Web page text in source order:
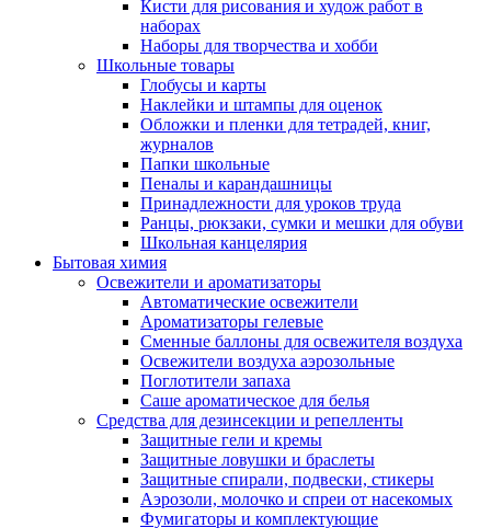
Кисти для рисования и худож работ в
наборах
Наборы для творчества и хобби
Школьные товары
Глобусы и карты
Наклейки и штампы для оценок
Обложки и пленки для тетрадей, книг,
журналов
Папки школьные
Пеналы и карандашницы
Принадлежности для уроков труда
Ранцы, рюкзаки, сумки и мешки для обуви
Школьная канцелярия
Бытовая химия
Освежители и ароматизаторы
Автоматические освежители
Ароматизаторы гелевые
Сменные баллоны для освежителя воздуха
Освежители воздуха аэрозольные
Поглотители запаха
Саше ароматическое для белья
Средства для дезинсекции и репелленты
Защитные гели и кремы
Защитные ловушки и браслеты
Защитные спирали, подвески, стикеры
Аэрозоли, молочко и спреи от насекомых
Фумигаторы и комплектующие